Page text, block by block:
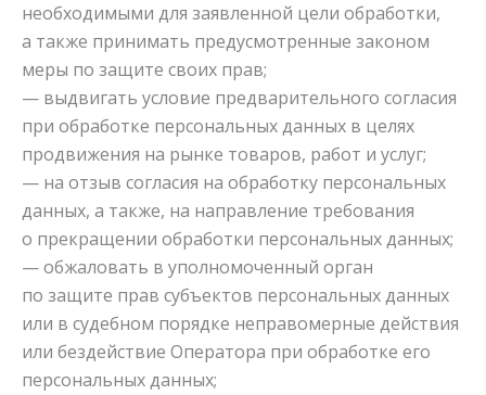
необходимыми для заявленной цели обработки,
а также принимать предусмотренные законом
меры по защите своих прав;
— выдвигать условие предварительного согласия
при обработке персональных данных в целях
продвижения на рынке товаров, работ и услуг;
— на отзыв согласия на обработку персональных
данных, а также, на направление требования
о прекращении обработки персональных данных;
— обжаловать в уполномоченный орган
по защите прав субъектов персональных данных
или в судебном порядке неправомерные действия
или бездействие Оператора при обработке его
персональных данных;